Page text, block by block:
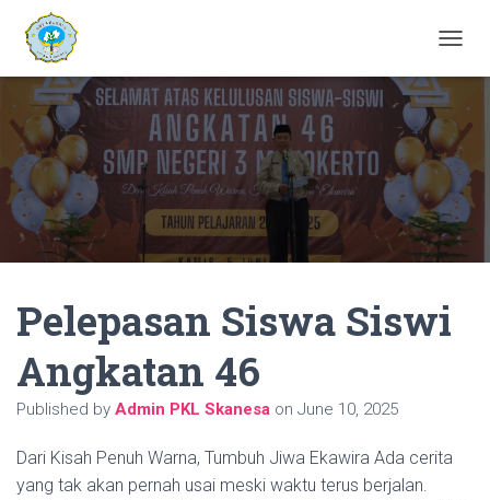
O
L
E
A
V
I
G
Pelepasan Siswa Siswi
Angkatan 46
Published by Admin PKL Skanesa on June 10, 2025
Dari Kisah Penuh Warna, Tumbuh Jiwa Ekawira Ada cerita
yang tak akan pernah usai meski waktu terus berjalan.